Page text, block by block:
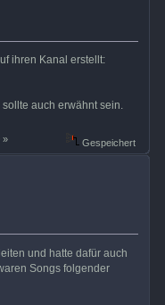
ihren Kanal erstellt:
auch erwähnt sein.
» Gespeichert
und hatte dafür auch
Songs folgender